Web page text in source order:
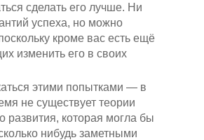
сделать его лучше. Ни
успеха, но можно
кроме вас есть ещё
изменить его в своих
этими попытками — в
не существует теории
развития, которая могла бы
нибудь заметными